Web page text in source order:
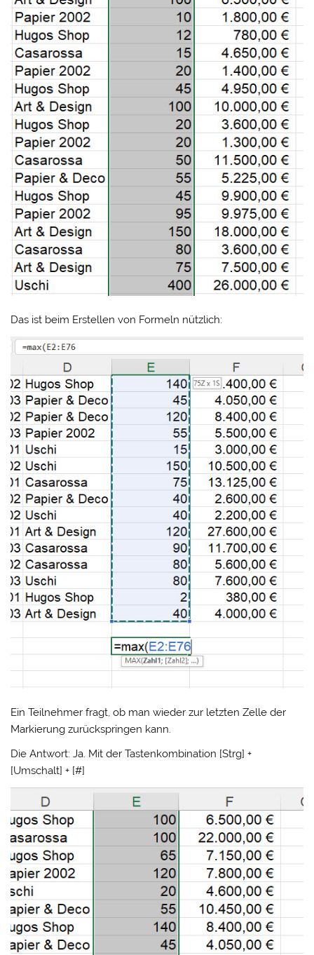
Das ist beim Erstellen von Formeln nützlich:
Ein Teilnehmer fragt, ob man wieder zur letzten Zelle der
Markierung zurückspringen kann.
Die Antwort: Ja. Mit der Tastenkombination [Strg] +
[Umschalt] + [#]